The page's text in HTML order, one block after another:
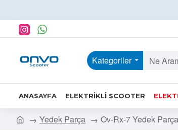
Kategoriler
ANASAYFA ELEKTRIKLI SCOOTER
Yedek Parça Ov-Rx-7 Yedek Parça